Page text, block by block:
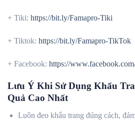
+ Tiki: https://bit.ly/Famapro-Tiki
+ Tiktok: https://bit.ly/Famapro-TikTok
+ Facebook: https://
Lưu Ý Khi Sử Dụng Khẩu
Quả Cao Nhất
Luôn đeo khẩu trang đúng cách,